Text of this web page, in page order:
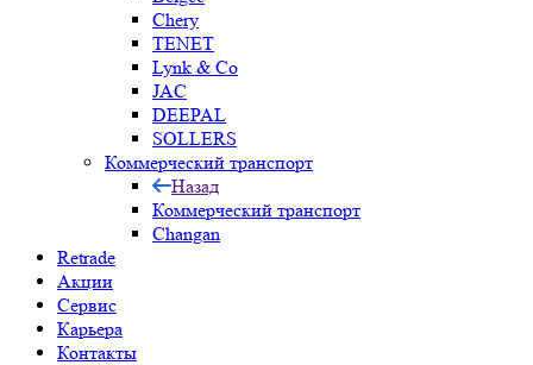
Chery
TENET
Lynk & Co
JAC
DEEPAL
SOLLERS
Коммерческий транспорт
Назад
Коммерческий транспорт
Changan
Retrade
Акции
Сервис
Карьера
Контакты